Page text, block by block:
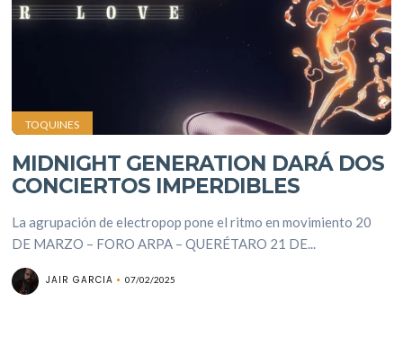
TOQUINES
MIDNIGHT GENERATION DARÁ DOS
CONCIERTOS IMPERDIBLES
La agrupación de electropop pone el ritmo en movimiento 20
DE MARZO – FORO ARPA – QUERÉTARO 21 DE...
JAIR GARCIA 07/02/2025